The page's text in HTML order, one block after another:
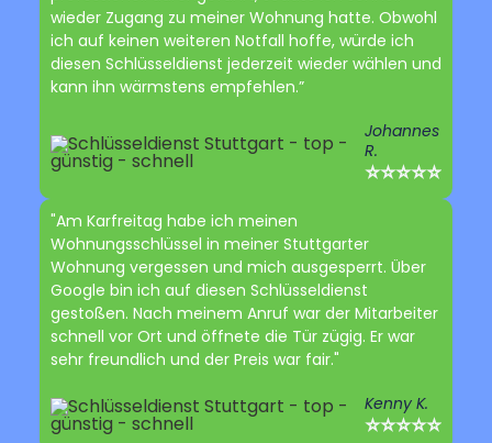
wieder Zugang zu meiner Wohnung hatte. Obwohl
ich auf keinen weiteren Notfall hoffe, würde ich
diesen Schlüsseldienst jederzeit wieder wählen und
kann ihn wärmstens empfehlen.”
Johannes
R.
⭐⭐⭐⭐⭐
"Am Karfreitag habe ich meinen
Wohnungsschlüssel in meiner Stuttgarter
Wohnung vergessen und mich ausgesperrt. Über
Google bin ich auf diesen Schlüsseldienst
gestoßen. Nach meinem Anruf war der Mitarbeiter
schnell vor Ort und öffnete die Tür zügig. Er war
sehr freundlich und der Preis war fair."
Kenny K.
⭐⭐⭐⭐⭐